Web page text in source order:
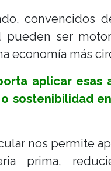
convencidos
pueden ser
economía más
aplicar esas
sostenibilidad
nos permite
prima,